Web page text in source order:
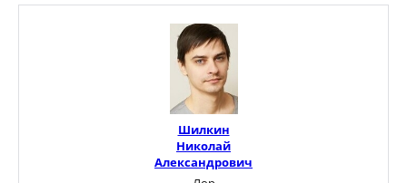
Шилкин
Николай
Александрович